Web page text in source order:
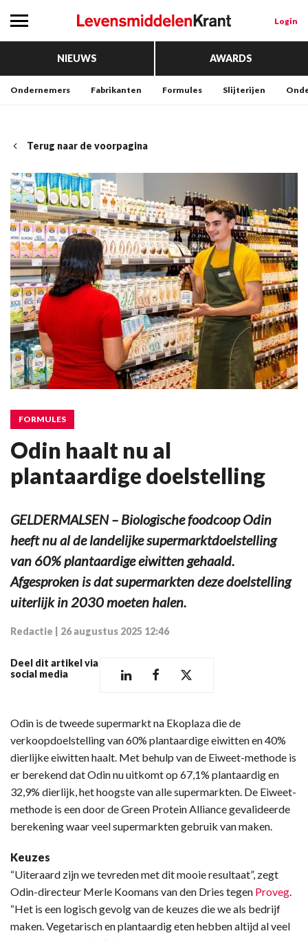
Login
NIEUWS AWARDS
Ondernemers Fabrikanten Formules Slijterijen
Terug naar de voorpagina
FORMULES
Odin haalt nu al
plantaardige doelstelling
GELDERMALSEN – Biologische foodcoop Odin
heeft nu al de landelijke supermarktdoelstelling
van 60% plantaardige eiwitten gehaald.
Afgesproken is dat supermarkten deze doelstelling
uiterlijk in 2030 moeten halen.
Redactie 26 augustus 2025 12:46
Deel dit artikel via
social media
Odin is de tweede supermarkt na Ekoplaza die de
verkoopdoelstelling van 60% plantaardige eiwitten en 40%
dierlijke eiwitten haalt. Met behulp van de Eiweet-methode is
er berekend dat Odin nu uitkomt op 67,1% plantaardig en
32,9% dierlijk, het hoogste van alle supermarkten. De Eiweet-
methode is een door de Green Protein Alliance gevalideerde
berekening waar veel supermarkten gebruik van maken.
Keuzes
“Uiteraard zijn we tevreden met dit mooie resultaat”, zegt
Odin-directeur Merle Koomans van den Dries tegen Proveg
“Het is een logisch gevolg van de keuzes die we als bedrijf
maken. Vegetarisch en plantaardig eten hebben altijd al veel